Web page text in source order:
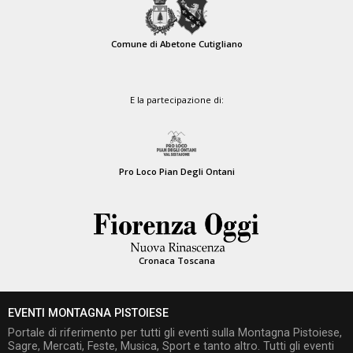
Comune di Abetone Cutigliano
E la partecipazione di:
Pro Loco Pian Degli Ontani
Cronaca Toscana
EVENTI MONTAGNA PISTOIESE
Portale di riferimento per tutti gli eventi sulla Montagna Pistoiese,
Sagre, Mercati, Feste, Musica, Sport e tanto altro. Tutti gli eventi